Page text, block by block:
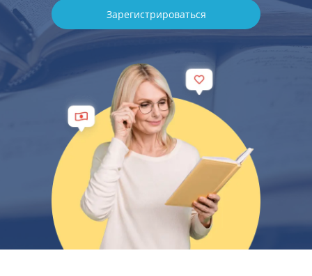
Зарегистрироваться